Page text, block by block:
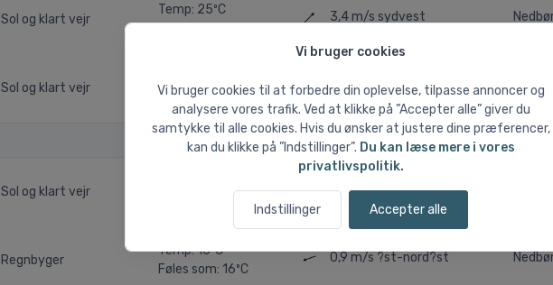
Vi bruger cookies
Vi bruger cookies til at forbedre din oplevelse, tilpasse annoncer og
analysere vores trafik. Ved at klikke på ”Accepter alle” giver du
samtykke til alle cookies. Hvis du ønsker at justere dine præferencer,
kan du klikke på ”Indstillinger”. Du kan læse mere i vores
privatlivspolitik.
Indstillinger Accepter alle
Sol og klart vejr
Temp: 25ºC
Føles som: 25ºC
3,4 m/ssydvest
Sol og klart vejr
Føles som: 22ºC
2,5 m/ssydvest
Sol og klart vejr 0,3 m/s?st-nord?st
Regnbyger
Temp: 16ºC
Føles som: 16ºC
0,9 m/s ?st-nord?st